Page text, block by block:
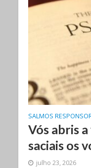
SALMOS
Vós abris
saciais os
julho 23, 2026